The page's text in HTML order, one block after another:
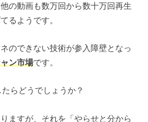
の動画も数万回から数十万回再生
るようです。
のできない技術が参入障壁となっ
ン市場です。
たらどうでしょうか？
ますが、それを「やらせと分から